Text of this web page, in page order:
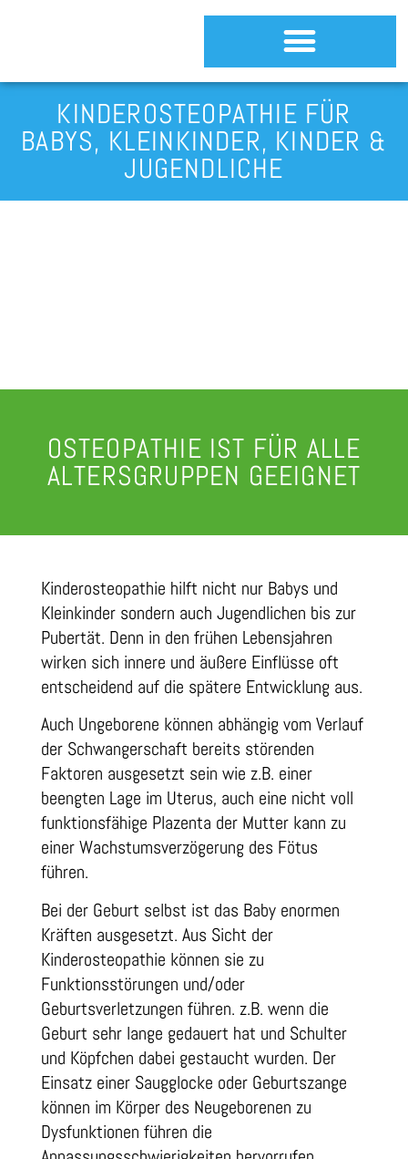
KINDEROSTEOPATHIE FÜR
BABYS, KLEINKINDER, KINDER &
JUGENDLICHE
OSTEOPATHIE IST FÜR ALLE
ALTERSGRUPPEN GEEIGNET
Kinderosteopathie hilft nicht nur Babys und
Kleinkinder sondern auch Jugendlichen bis zur
Pubertät. Denn in den frühen Lebensjahren
wirken sich innere und äußere Einflüsse oft
entscheidend auf die spätere Entwicklung aus.
Auch Ungeborene können abhängig vom Verlauf
der Schwangerschaft bereits störenden
Faktoren ausgesetzt sein wie z.B. einer
beengten Lage im Uterus, auch eine nicht voll
funktionsfähige Plazenta der Mutter kann zu
einer Wachstumsverzögerung des Fötus
führen.
Bei der Geburt selbst ist das Baby enormen
Kräften ausgesetzt. Aus Sicht der
Kinderosteopathie können sie zu
Funktionsstörungen und/oder
Geburtsverletzungen führen. z.B. wenn die
Geburt sehr lange gedauert hat und Schulter
und Köpfchen dabei gestaucht wurden. Der
Einsatz einer Saugglocke oder Geburtszange
können im Körper des Neugeborenen zu
Dysfunktionen führen die